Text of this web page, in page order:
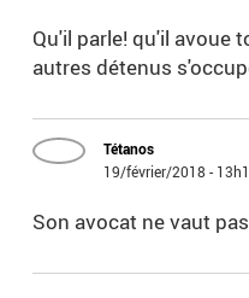
Qu'il parle! qu'il avoue
autres détenus
Tétanos
19/février/2018 -
Son avocat ne vaut